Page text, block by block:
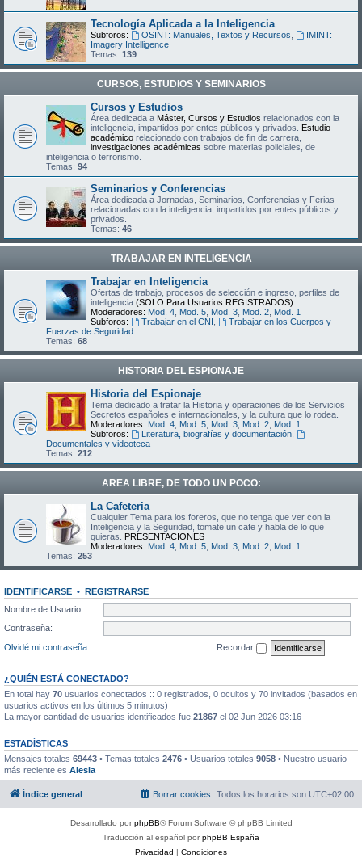
Tecnología Aplicada a la Inteligencia
Subforos: OSINT: Manuales, Textos y Recursos
IMINT:
Imagery Intelligence
Temas: 139
CURSOS, ESTUDIOS Y SEMINARIOS
Cursos y Estudios
Área dedicada a Máster, Cursos y Estudios relacionados con la
inteligencia, impartidos por entes públicos y privados. Estudio
académico relacionado con trabajos de fin de carrera,
investigaciones académicas sobre materias policiales, de
inteligencia o terrorismo.
Temas: 94
Seminarios y Conferencias
Área dedicada a Jornadas, Seminarios, Conferencias y Ferias
relacionadas con la inteligencia, impartidos por entes públicos y
privados.
Temas: 46
TRABAJAR EN INTELIGENCIA
Trabajar en Inteligencia
Ofertas de trabajo, procesos de selección e ingreso, perfiles de
inteligencia (SOLO Para Usuarios REGISTRADOS)
Moderadores: Mod. 4 Mod. 5 Mod. 3 Mod. 2 Mod. 1
Subforos:
Trabajar en el CNI
Trabajar en los Cuerpos y
Fuerzas de Seguridad
Temas: 68
HISTORIA DEL ESPIONAJE
Historia del Espionaje
Tema dedicado a tratar la Historia y operaciones de los Servicios
Secretos españoles e internacionales, y la cultura que lo rodea.
Moderadores: Mod. 4 Mod. 5 Mod. 3 Mod. 2 Mod. 1
Subforos:
Literatura, biografías y documentación,
Documentales y videoteca
Temas: 212
AREA LIBRE, DE TODO UN POCO:
La Cafeteria
Cualquier Tema para los foreros, que no tenga que ver con la
Inteligencia y la Seguridad, tomate un cafe y habla de lo que
quieras. PRESENTACIONES
Moderadores: Mod. 4 Mod. 5 Mod. 3 Mod. 2 Mod. 1
Temas: 253
IDENTIFICARSE • REGISTRARSE
Nombre de Usuario:
Contraseña:
Olvidé mi contraseña
Recordar
¿QUIÉN ESTÁ CONECTADO?
En total hay 70 usuarios conectados :: 0 registrados, 0 ocultos y 70 invitados (basados en
usuarios activos en los últimos 5 minutos)
La mayor cantidad de usuarios identificados fue 21867 el 02 Jun 2026 03:16
ESTADÍSTICAS
Mensajes totales 69443 • Temas totales 2476 • Usuarios totales 9058 • Nuestro usuario
más reciente es Alesia
Índice general Todos los horarios son UTC+02:00
Borrar cookies
Desarrollado porphpBB® Forum Software © phpBB Limited
Traducción al español porphpBB España
Privacidad | Condiciones